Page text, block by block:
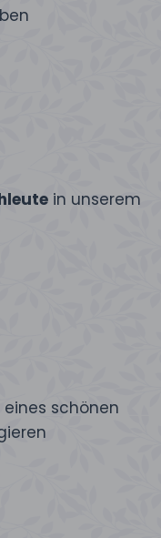
in unserem
schönen